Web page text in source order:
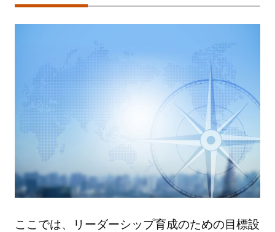
ここでは、リーダーシップ育成のための目標設